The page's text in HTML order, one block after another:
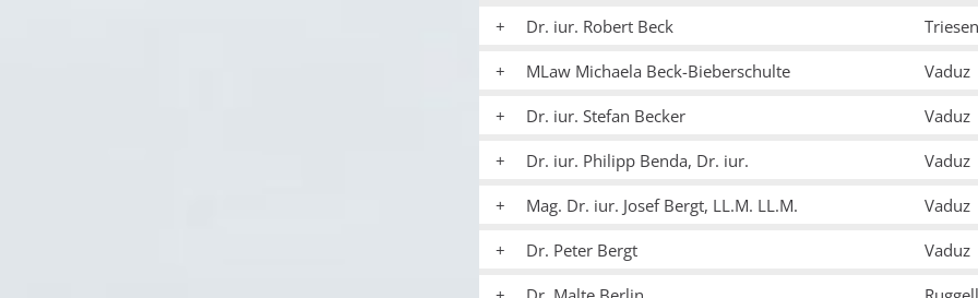
Dr. iur. Robert Beck Triesen
MLaw Michaela Beck-Bieberschulte Vaduz
Dr. iur. Stefan Becker Vaduz
Dr. iur. Philipp Benda, Dr. iur. Vaduz
Mag. Dr. iur. Josef Bergt, LL.M. LL.M. Vaduz
Dr. Peter Bergt Vaduz